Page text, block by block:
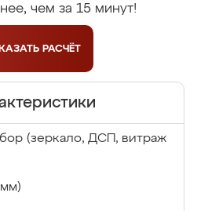
чем за 15 минут!
РАСЧЁТ
(зеркало, ДСП, витраж